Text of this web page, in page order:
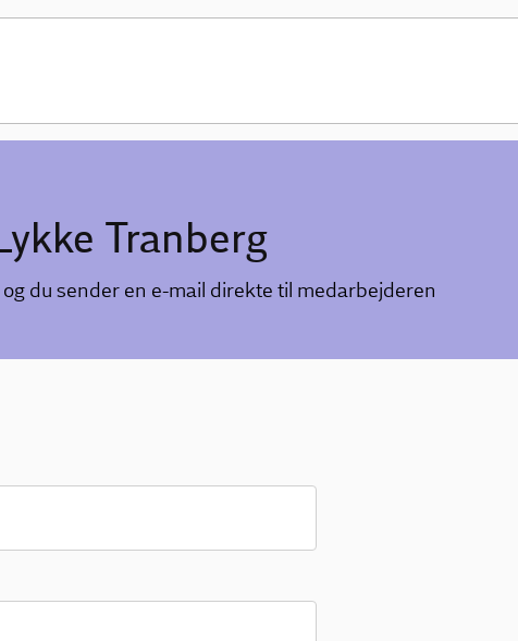
Tranberg
du sender en e-mail direkte til medarbejderen